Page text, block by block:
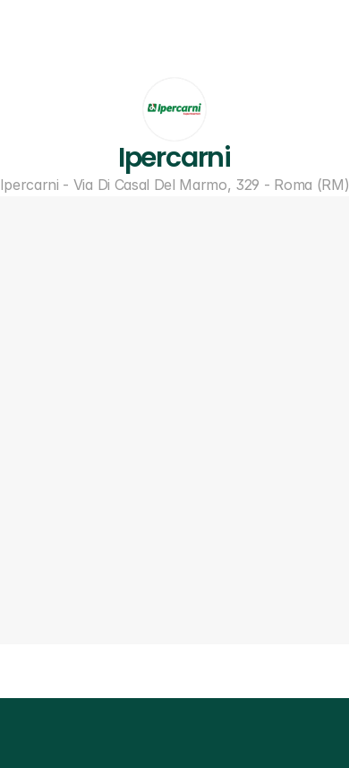
Ipercarni
Ipercarni - Via Di Casal Del Marmo, 329 - Roma (RM)